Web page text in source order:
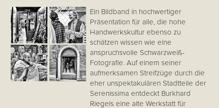
Ein Bildband in hochwertiger
Präsentation für alle, die hohe
Handwerkskultur ebenso zu
schätzen wissen wie eine
anspruchsvolle Schwarzweiß-
Fotografie. Auf einem seiner
aufmerksamen Streifzüge durch die
eher unspektakulären Stadtteile der
Serenissima entdeckt Burkhard
Riegels eine alte Werkstatt für